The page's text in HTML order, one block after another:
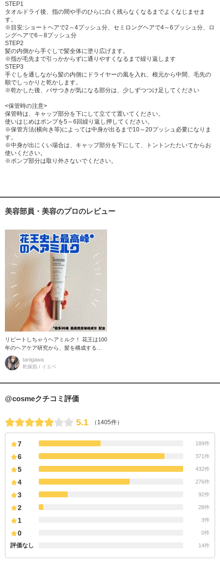
STEP1
タオルドライ後、指の間や手のひらに白く残らなくなるまでよくなじませま
す。
※目安:ショートヘアで2～4プッシュ分、セミロングヘアで4～6プッシュ分、ロ
ングヘアで6～8プッシュ分
STEP2
髪の内側から手ぐしで髪全体に塗り広げます。
※指が毛先まで引っかからずに通りやすくなるまで繰り返します
STEP3
手ぐしを通しながら髪の内側にドライヤーの風を入れ、根元から中間、毛先の
順でしっかりと乾かします。
※乾かした後、パサつきが気になる部分は、少しずつつけ足してください
<保管時の注意>
保管時は、キャップ部分を下にして立てて置いてください。
使いはじめはポンプを5～6回繰り返し押してください。
※保管方法(横向き等)によっては中身が出るまで10～20プッシュ必要になりま
す。
※中身が出にくい場合は、キャップ部分を下にして、トントンたたいてからお
使いください。
※ポンプ部分は取り外さないでください。
美容部員・美容のプロのレビュー
リピートしちゃうヘアミルク！ 花王は100
年のヘアケア研究から、髪を構成する要
素である、「タンパク質」と「脂質」に
着目！ 美しい髪に必要不可欠な
tanigawa
乾燥肌 / イエベ
@cosmeクチコミ評価
5.1 （1405件）
7 189件
6 371件
5 432件
4 276件
3 92件
2 28件
1 3件
0 0件
評価なし 14件